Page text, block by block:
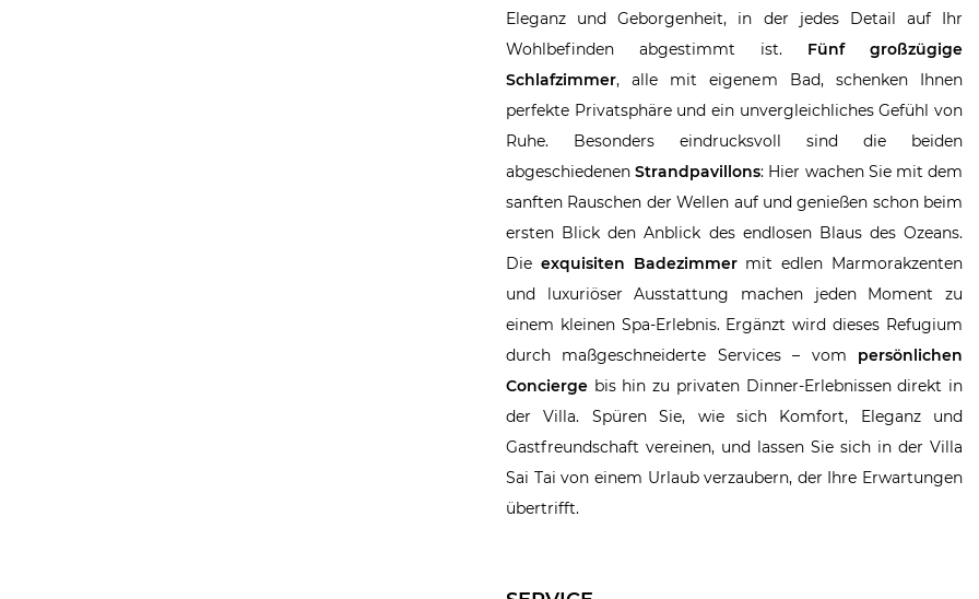
Eleganz und Geborgenheit, in der jedes Detail auf Ihr
Wohlbefinden abgestimmt ist. Fünf großzügige
Schlafzimmer, alle mit eigenem Bad, schenken Ihnen
perfekte Privatsphäre und ein unvergleichliches Gefühl von
Ruhe. Besonders eindrucksvoll sind die beiden
abgeschiedenenStrandpavillons: Hier wachen Sie mit dem
sanften Rauschen der Wellen auf und genießen schon beim
ersten Blick den Anblick des endlosen Blaus des Ozeans.
Die exquisiten Badezimmermit edlen Marmorakzenten
und luxuriöser Ausstattung machen jeden Moment zu
einem kleinen Spa-Erlebnis. Ergänzt wird dieses Refugium
durch maßgeschneiderte Services – vom persönlichen
Concierge bis hin zu privaten Dinner-Erlebnissen direkt in
der Villa. Spüren Sie, wie sich Komfort, Eleganz und
Gastfreundschaft vereinen, und lassen Sie sich in der Villa
Sai Tai von einem Urlaub verzaubern, der Ihre Erwartungen
übertrifft.